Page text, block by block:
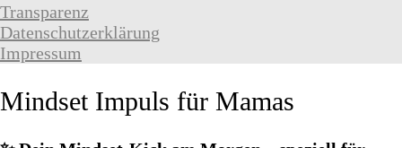
Transparenz
Datenschutzerklärung
Impressum
Mindset Impuls für Mamas